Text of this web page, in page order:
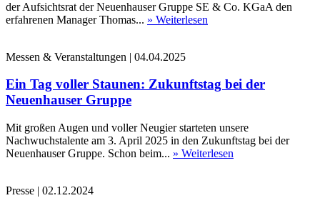
der Aufsichtsrat der Neuenhauser Gruppe SE & Co. KGaA den
erfahrenen Manager Thomas... » Weiterlesen
Messen & Veranstaltungen | 04.04.2025
Ein Tag voller Staunen: Zukunftstag bei der
Neuenhauser Gruppe
Mit großen Augen und voller Neugier starteten unsere
Nachwuchstalente am 3. April 2025 in den Zukunftstag bei der
Neuenhauser Gruppe. Schon beim... » Weiterlesen
Presse | 02.12.2024